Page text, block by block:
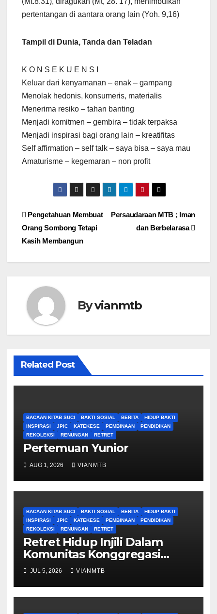
pertentangan di aantara orang lain (Yoh. 9,16)
Tampil di Dunia, Tanda dan Teladan
K O N S E K U E N S I
Keluar dari kenyamanan – enak – gampang
Menolak hedonis, konsumeris, materialis
Menerima resiko – tahan banting
Menjadi komitmen – gembira – tidak terpaksa
Menjadi inspirasi bagi orang lain – kreatifitas
Self affirmation – self talk – saya bisa – saya mau
Amaturisme – kegemaran – non profit
Post
navigation
Persaudaraan MTB ; Iman
dan Berbelarasa
Pengetahuan Membuat
Orang Sombong Tetapi
Kasih Membangun
Byvianmtb
Related Post
BACAAN KITAB SUCI BAKTI SOSIAL BERITA
HIDUP BAKTI
INSPIRASI
JPIC KATEKESE PEMBINAAN
PENDIDIKAN
REKOLEKSI
RENUNGAN RETRET
Pertemuan Yunior
AUG 1, 2026 VIANMTB
BACAAN KITAB SUCI BAKTI SOSIAL BERITA
HIDUP BAKTI
INSPIRASI
JPIC KATEKESE PEMBINAAN
PENDIDIKAN
REKOLEKSI
RENUNGAN RETRET
Retret Hidup Injili Dalam
Komunitas Konggregasi
Bruder Maria Tak Bernoda
JUL 5, 2026 VIANMTB